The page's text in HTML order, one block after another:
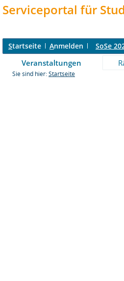
Serviceportal für
Startseite Anmelden SoSe
Veranstaltungen
Sie sind hier: Startseite